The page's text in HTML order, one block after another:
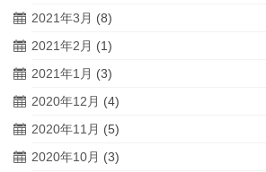
2021年3月 (8)
2021年2月 (1)
2021年1月 (3)
2020年12月 (4)
2020年11月 (5)
2020年10月 (3)